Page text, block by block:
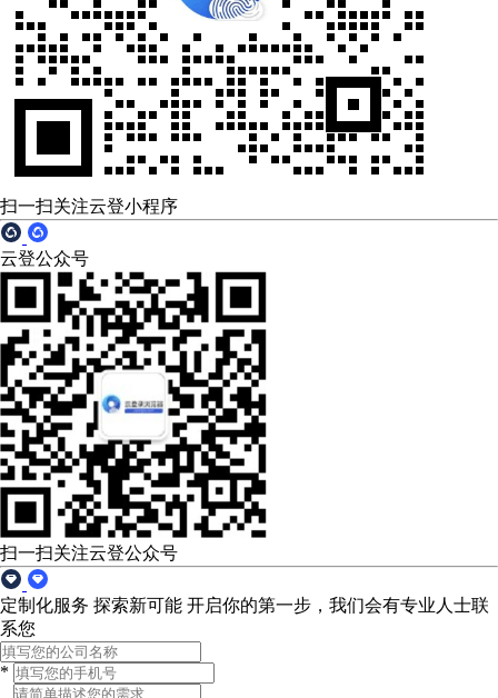
扫一扫关注云登小程序
云登公众号
扫一扫关注云登公众号
定制化服务 探索新可能 开启你的第一步，我们会有专业人士联
系您
*